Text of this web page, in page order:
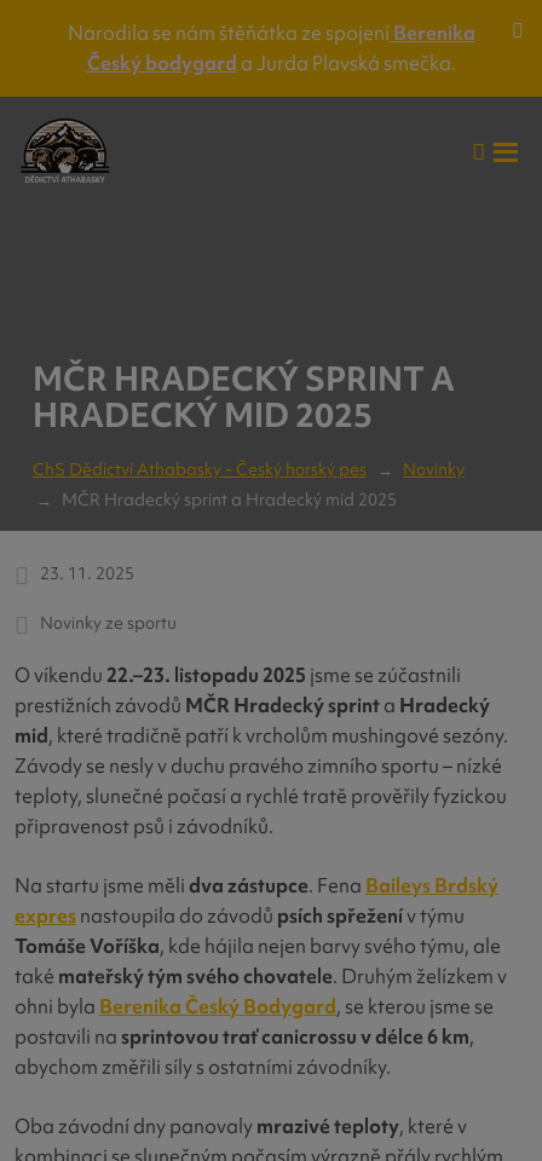
Narodila se nám štěňátka ze spojeníBerenika
Český bodygard a Jurda Plavská smečka.
MČR HRADECKÝ SPRINT A
HRADECKÝ MID 2025
ChS Dědictví Athabasky - Český horský pes
Novinky
MČR Hradecký sprint a Hradecký mid 2025
23. 11. 2025
Novinky ze sportu
O víkendu 22.–23. listopadu 2025 jsme se zúčastnili
prestižních závodů MČR Hradecký sprinta Hradecký
mid, které tradičně patří k vrcholům mushingové sezóny.
Závody se nesly v duchu pravého zimního sportu – nízké
teploty, slunečné počasí a rychlé tratě prověřily fyzickou
připravenost psů i závodníků.
Na startu jsme mělidva zástupce. Fena Baileys Brdský
expresnastoupila do závodů psích spřeženív týmu
Tomáše Voříška, kde hájila nejen barvy svého týmu, ale
také mateřský tým svého chovatele. Druhým želízkem v
ohni byla Berenika Český Bodygard, se kterou jsme se
postavili nasprintovou trať canicrossu v délce 6 km,
abychom změřili síly s ostatními závodníky.
Oba závodní dny panovalymrazivé teploty, které v